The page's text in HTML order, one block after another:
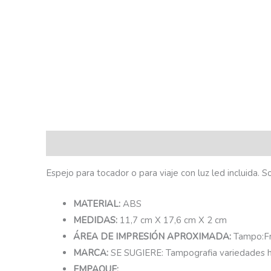
Espejo para tocador o para viaje con luz led incluida.
MATERIAL: ABS
MEDIDAS: 11,7 cm X 17,6 cm X 2 cm
ÁREA DE IMPRESIÓN APROXIMADA:
MARCA: SE SUGIERE: Tampografia variedades